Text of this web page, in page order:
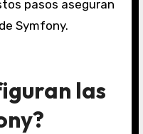
pasos aseguran
Symfony.
las